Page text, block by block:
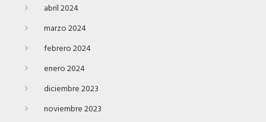
abril 2024
marzo 2024
febrero 2024
enero 2024
diciembre 2023
noviembre 2023